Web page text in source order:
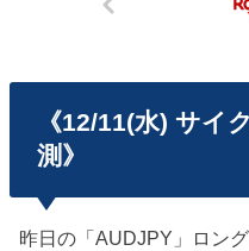
《12/11(水) サイ
測》
昨日の「AUDJPY」ロン